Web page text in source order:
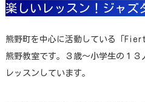
楽しいレッスン！ジャズ
熊野町を中心に活動している「
熊野教室です。３歳～小学生の１３
レッスンしています。